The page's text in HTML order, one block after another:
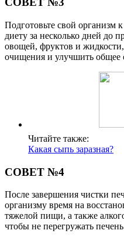
Подготовьте свой организм
диету за несколько дней до
овощей, фруктов и
очищения и улучшить общее
Читайте также:
Какая сыпь заразная?
СОВЕТ №4
После завершения чистки
организму время на
тяжелой пищи, а также
чтобы не перегружать